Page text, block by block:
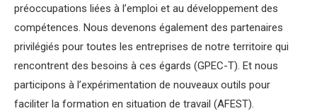
préoccupations liées à l’emploi et au développement des
compétences. Nous devenons également des partenaires
privilégiés pour toutes les entreprises de notre territoire qui
rencontrent des besoins à ces égards (GPEC-T). Et nous
participons à l’expérimentation de nouveaux outils pour
faciliter la formation en situation de travail (AFEST).